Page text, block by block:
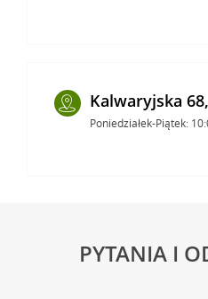
Kalwaryjska
Poniedziałek-Piątek:
PYTANIA I